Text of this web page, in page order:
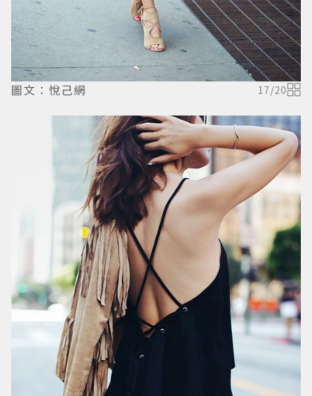
圖文：悅己網 17/20